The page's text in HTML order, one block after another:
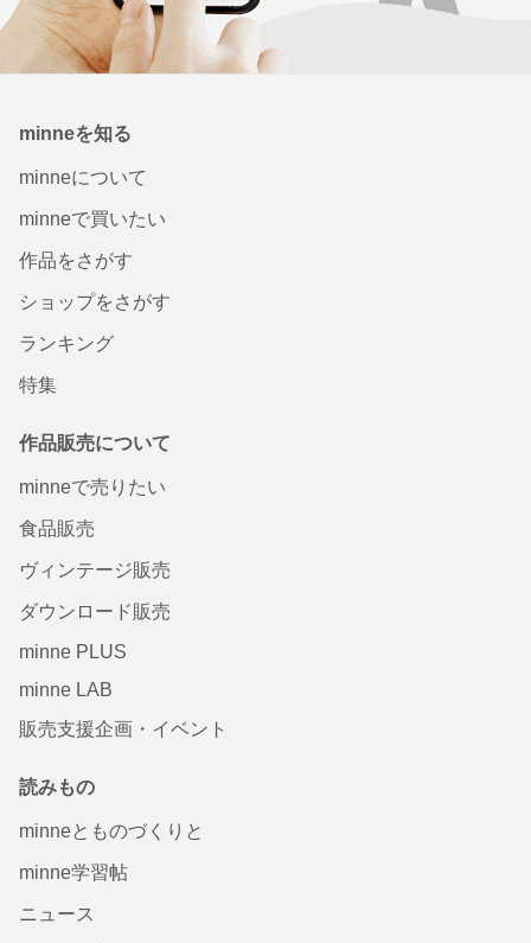
minneを知る
minneについて
minneで買いたい
作品をさがす
ショップをさがす
ランキング
特集
作品販売について
minneで売りたい
食品販売
ヴィンテージ販売
ダウンロード販売
minne PLUS
minne LAB
販売支援企画・イベント
読みもの
minneとものづくりと
minne学習帖
ニュース